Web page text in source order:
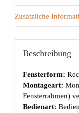
Zusätzliche
Beschreibung
Fensterform:
Montageart:
Fensterrahmen)
Bedienart: